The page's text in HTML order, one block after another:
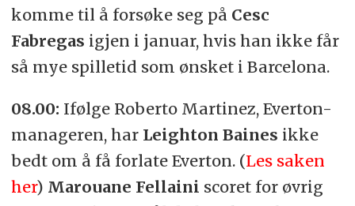
komme til å forsøke seg på Cesc
Fabregas igjen i januar, hvis han ikke får
så mye spilletid som ønsket i Barcelona.
08.00: Ifølge Roberto Martinez, Everton-
manageren, har Leighton Baines ikke
bedt om å få forlate Everton. (Les saken
her) Marouane Fellaini scoret for øvrig